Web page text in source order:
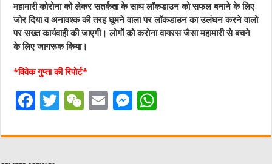
महामारी कोरोना को लेकर सतर्कता के साथ लॉकडाउन को सफल बनाने के लिए
जोर दिया व अनावश्क की तरह घूमने वाला पर लॉकडाउन का उलंघन करने वालो
पर सख्त कार्यवाही की जाएगी। लोगों को करोना वायरस जैसा महामारी से बचने
के लिए जागरूक किया।
*विवेक गुप्ता की रिपोर्ट*
F
c
e
T
it
W
C
E
ai
M
ss at